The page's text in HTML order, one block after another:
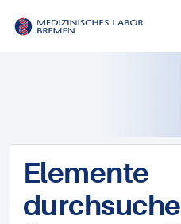
Elemente